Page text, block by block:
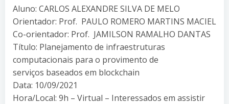
Aluno: CARLOS ALEXANDRE SILVA DE MELO
Orientador: Prof. PAULO ROMERO MARTINS MACIEL
Co-orientador: Prof. JAMILSON RAMALHO DANTAS
Título: Planejamento de infraestruturas
computacionais para o provimento de
serviços baseados em blockchain
Data: 10/09/2021
Hora/Local: 9h – Virtual – Interessados em assistir